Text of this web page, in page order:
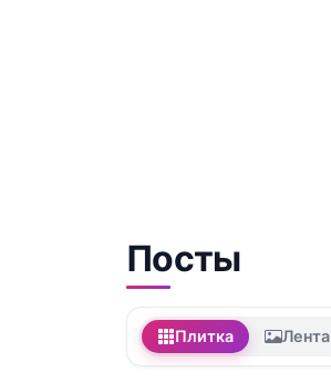
Посты
Плитка Лента